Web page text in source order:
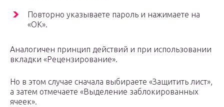
Повторно указываете пароль и нажимаете на
«ОК».
Аналогичен принцип действий и при использовании
вкладки «Рецензирование».
Но в этом случае сначала выбираете «Защитить лист»,
а затем отмечаете «Выделение заблокированных
ячеек».